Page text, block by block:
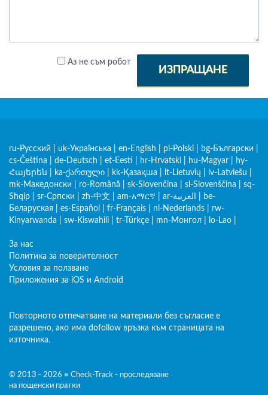
Аз не съм робот
ИЗПРАЩАНЕ
ru-Русский uk-Українська en-English pl-Polski bg-Български
cs-Čeština
de-Deutsch et-Eesti hr-Hrvatski hu-Magyar
hy-
Հայերեն
ka-ქართული kk-Қазақша lt-Lietuvių lv-Latviešu
mk-Македонски
ro-Română sk-Slovenčina sl-Slovenščina
sq-
Shqip
sr-Српски zh-中文 am-አማርኛ ar-العربية
be-
Беларуская
es-Español fr-Français nl-Nederlands
rw-
Kinyarwanda
sw-Kiswahili tr-Türkçe mn-Монгол lo-Lao
За нас
Политика за поверителност
Условия за ползване
Приложения за iOS и Android
Повторното отпечатване на материали без съгласие е
разрешено, ако има dofollow връзка към страницата на
източника.
© 2013 - 2026 ≡ Check-Track - проследяване
на пощенски пратки